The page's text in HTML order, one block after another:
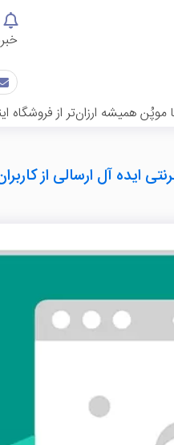
همیشه ارزان‌تر از فروشگاه
ایده آل ارسالی از